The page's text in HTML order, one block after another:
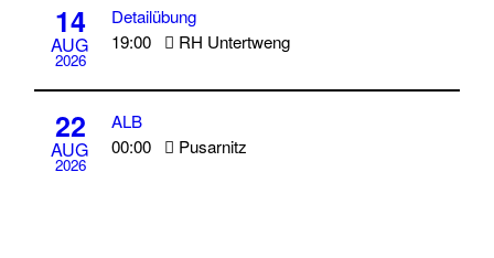
14
AUG
2026
Detailübung
19:00
RH Untertweng
22
AUG
2026
ALB
00:00
Pusarnitz